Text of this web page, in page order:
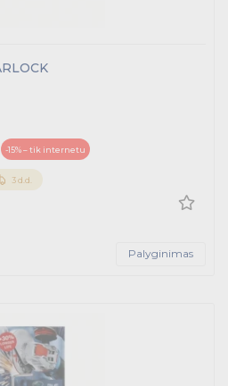
-15% – tik internetu
3 d.d.
Palyginimas